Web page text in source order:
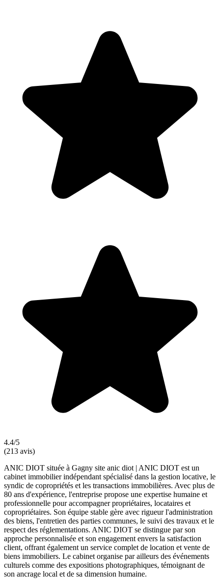
4.4/5
(213 avis)
ANIC DIOT située à Gagny site anic diot | ANIC DIOT est un
cabinet immobilier indépendant spécialisé dans la gestion locative, le
syndic de copropriétés et les transactions immobilières. Avec plus de
80 ans d'expérience, l'entreprise propose une expertise humaine et
professionnelle pour accompagner propriétaires, locataires et
copropriétaires. Son équipe stable gère avec rigueur l'administration
des biens, l'entretien des parties communes, le suivi des travaux et le
respect des réglementations. ANIC DIOT se distingue par son
approche personnalisée et son engagement envers la satisfaction
client, offrant également un service complet de location et vente de
biens immobiliers. Le cabinet organise par ailleurs des événements
culturels comme des expositions photographiques, témoignant de
son ancrage local et de sa dimension humaine.